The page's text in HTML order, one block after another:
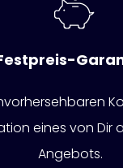
eines von Dir
Angebots.